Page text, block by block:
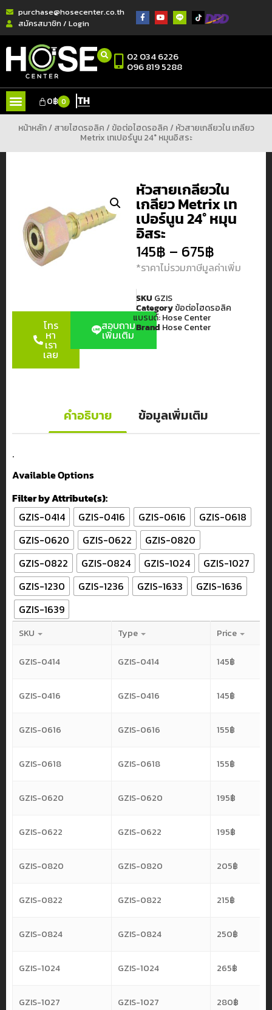
purchase@hosecenter.co.th
สมัครสมาชิก / Login
02 034 6226
096 819 5288
0฿ 0 TH
หน้าหลัก/สายไฮดรอลิค/ข้อต่อไฮดรอลิค/ หัวสายเกลียวใน เกลียว
Metrix เทเปอร์นูน 24° หมุนอิสระ
โทร
หา
เรา
เลย
สอบถาม
เพิ่มเติม
หัวสายเกลียวใน
เกลียว Metrix เท
เปอร์นูน 24° หมุน
อิสระ
145฿ – 675฿
*ราคาไม่รวมภาษีมูลค่าเพิ่ม
SKU GZIS
Categoryข้อต่อไฮดรอลิค
แบรนด์:Hose Center
Brand Hose Center
คำอธิบาย ข้อมูลเพิ่มเติม
.
Available Options
Filter by Attribute(s):
GZIS-0414
GZIS-0416 GZIS-0616
GZIS-0618
GZIS-0620
GZIS-0622
GZIS-0820
GZIS-0822
GZIS-0824 GZIS-1024
GZIS-1027
GZIS-1230
GZIS-1236 GZIS-1633
GZIS-1636
GZIS-1639
SKU Type Price
GZIS-0414 GZIS-0414 145฿
GZIS-0416 GZIS-0416 145฿
GZIS-0616 GZIS-0616 155฿
GZIS-0618 GZIS-0618 155฿
GZIS-0620 GZIS-0620 195฿
GZIS-0622 GZIS-0622 195฿
GZIS-0820 GZIS-0820 205฿
GZIS-0822 GZIS-0822 215฿
GZIS-0824 GZIS-0824 250฿
GZIS-1024 GZIS-1024 265฿
GZIS-1027 GZIS-1027 280฿